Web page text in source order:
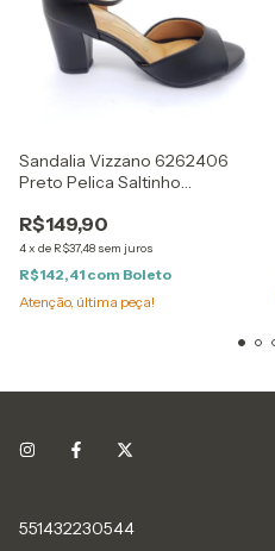
Sandalia Vizzano 6262406
Preto Pelica Saltinho
R$149,90
4x de R$37,48 sem juros
R$142,41 com Boleto
Atenção, última peça!
551432230544